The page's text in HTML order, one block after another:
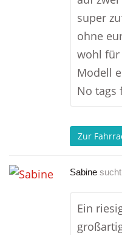
super
ohne
wohl für
Modell
No tags
Zur
Sabine
Ein